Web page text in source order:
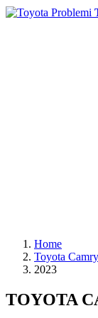
Home
Toyota Camry
2023
TOYOTA